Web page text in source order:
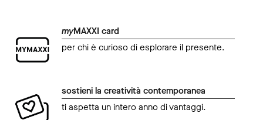
myMAXXI card
per chi è curioso di esplorare il presente.
sostieni la creatività contemporanea
ti aspetta un intero anno di vantaggi.